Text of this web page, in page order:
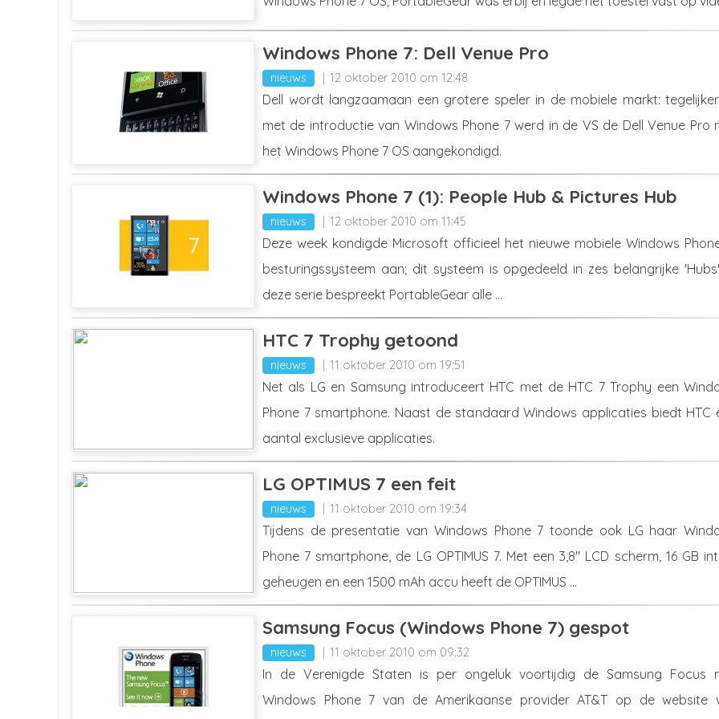
Windows Phone 7: Dell Venue Pro
nieuws 12 oktober 2010 om 12:48
Dell wordt langzaamaan een grotere speler in de mobiele markt:
met de introductie van Windows Phone 7 werd in de VS de Dell Venue Pro
het Windows Phone 7 OS aangekondigd.
Windows Phone 7 (1): People Hub & Pictures Hub
nieuws 12 oktober 2010 om 11:45
Deze week kondigde Microsoft officieel het nieuwe mobiele Windows
besturingssysteem aan; dit systeem is opgedeeld in zes belangrijke
deze serie bespreekt PortableGear alle ...
HTC 7 Trophy getoond
nieuws 11 oktober 2010 om 19:51
Net als LG en Samsung introduceert HTC met de HTC 7 Trophy een
Phone 7 smartphone. Naast de standaard Windows applicaties biedt HTC
aantal exclusieve applicaties.
LG OPTIMUS 7 een feit
nieuws 11 oktober 2010 om 19:34
Tijdens de presentatie van Windows Phone 7 toonde ook LG haar
Phone 7 smartphone, de LG OPTIMUS 7. Met een 3,8" LCD scherm, 16 GB
geheugen en een 1500 mAh accu heeft de OPTIMUS ...
Samsung Focus (Windows Phone 7) gespot
nieuws 11 oktober 2010 om 09:32
In de Verenigde Staten is per ongeluk voortijdig de Samsung Focus
Windows Phone 7 van de Amerikaanse provider AT&T op de website